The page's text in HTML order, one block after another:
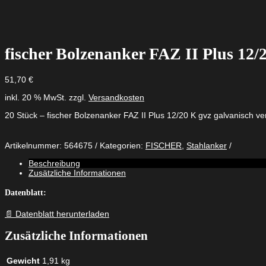
fischer Bolzenanker FAZ II Plus
51,70 €
inkl. 20 % MwSt. zzgl. Versandkosten
20 Stück – fischer Bolzenanker FAZ II Plus 12/20 K gvz galvanisch
Artikelnummer: 564675 Kategorien: FISCHER Stahlanker
Beschreibung
Zusätzliche Informationen
Datenblatt:
📄 Datenblatt herunterladen
Zusätzliche Informationen
Gewicht 1,91 kg